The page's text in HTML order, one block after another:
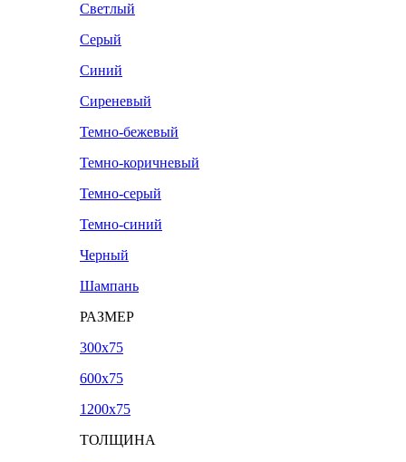
Светлый
Серый
Синий
Сиреневый
Темно-бежевый
Темно-коричневый
Темно-серый
Темно-синий
Черный
Шампань
РАЗМЕР
300х75
600х75
1200х75
ТОЛЩИНА